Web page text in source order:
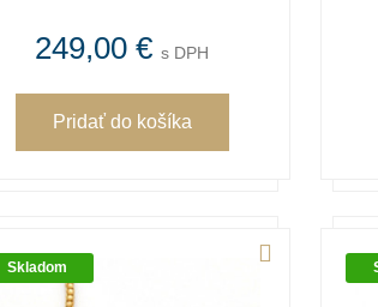
249,00 €s DPH
Pridaťdo košíka
Skladom